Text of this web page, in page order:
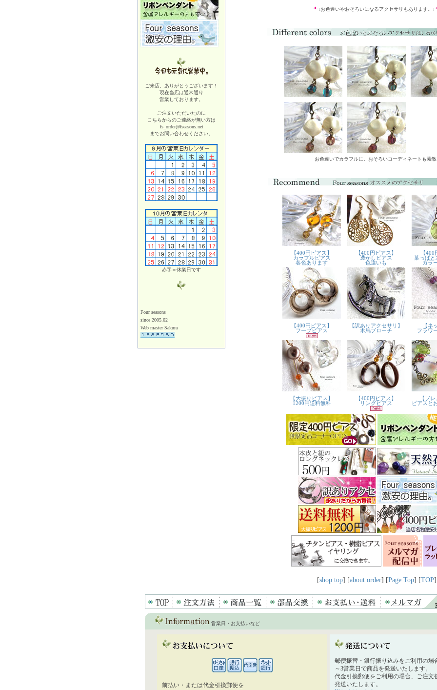
ご来店、ありがとうございます！
現在当店は通常通り
営業しております。
ご注文いただいたのに
こちらからのご連絡が無い方は
fs_order@fseasons.net
までお問い合わせください。
赤字＝休業日です
Four seasons
since 2005.02
Web master Sakura
↓お色違いやおそろいになるアクセサリもあります。↓
お色違いでカラフルに。おそろいコーディネートも素敵
[shop top] [about order] [Page Top] [TOP]
営業日・お支払いなど
前払い・または代金引換郵便を
郵便振替・銀行振り込みをご利用の場
～3営業日で商品を発送いたします。
代金引換郵便をご利用の場合、ご注文
発送いたします。